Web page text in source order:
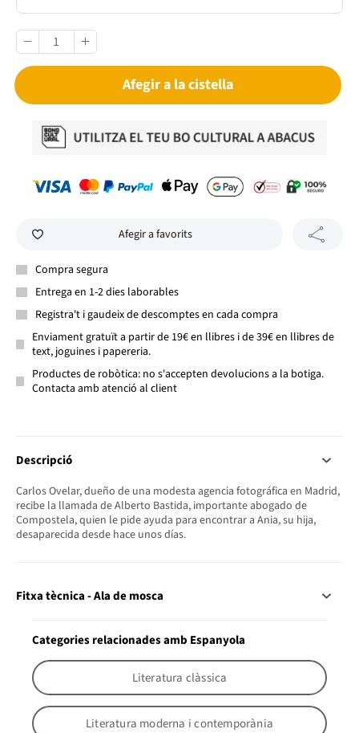
Afegir a la cistella
Afegir a favorits
Compra segura
Entrega en 1-2 dies laborables
Registra't i gaudeix de descomptes en cada compra
Enviament gratuït a partir de 19€ en llibres i de 39€ en llibres de
text, joguines i papereria.
Productes de robòtica: no s'accepten devolucions a la botiga.
Contacta amb atenció al client
Descripció
Carlos Ovelar, dueño de una modesta agencia fotográfica en Madrid,
recibe la llamada de Alberto Bastida, importante abogado de
Compostela, quien le pide ayuda para encontrar a Ania, su hija,
desaparecida desde hace unos días.
Fitxa tècnica - Ala de mosca
Categories relacionades amb Espanyola
Literatura clàssica
Literatura moderna i contemporània